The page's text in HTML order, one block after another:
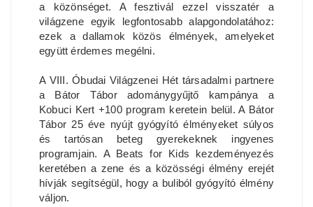
a közönséget. A fesztivál ezzel visszatér a
világzene egyik legfontosabb alapgondolatához:
ezek a dallamok közös élmények, amelyeket
együtt érdemes megélni.
A VIII. Óbudai Világzenei Hét társadalmi partnere
a Bátor Tábor adománygyűjtő kampánya a
Kobuci Kert +100 program keretein belül. A Bátor
Tábor 25 éve nyújt gyógyító élményeket súlyos
és tartósan beteg gyerekeknek ingyenes
programjain. A Beats for Kids kezdeményezés
keretében a zene és a közösségi élmény erejét
hívják segítségül, hogy a buliból gyógyító élmény
váljon.